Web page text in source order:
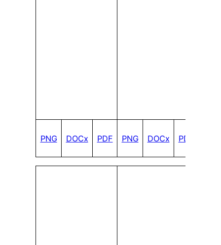
PNG DOCx PDF PNG DOCx PDF